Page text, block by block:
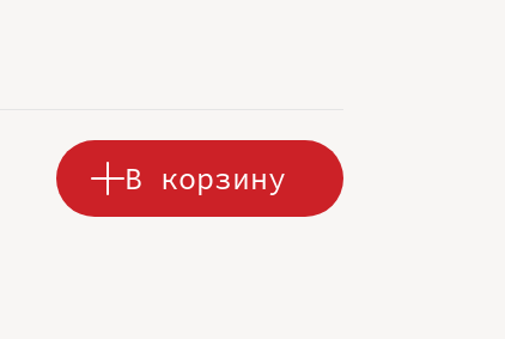
В корзину